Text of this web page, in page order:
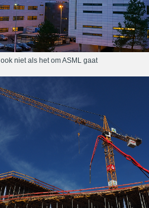
niet als het om ASML gaat